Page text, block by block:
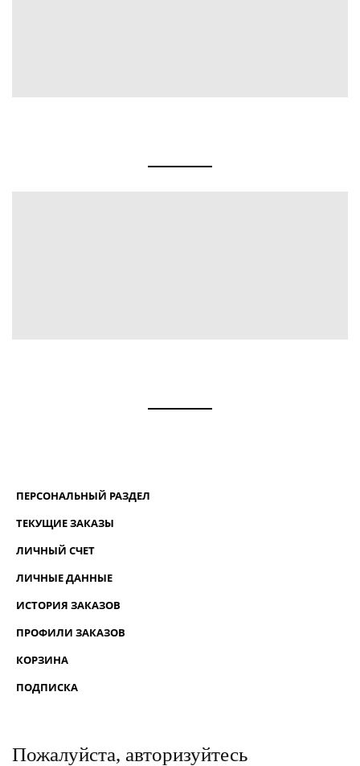
ПЕРСОНАЛЬНЫЙ РАЗДЕЛ
ТЕКУЩИЕ ЗАКАЗЫ
ЛИЧНЫЙ СЧЕТ
ЛИЧНЫЕ ДАННЫЕ
ИСТОРИЯ ЗАКАЗОВ
ПРОФИЛИ ЗАКАЗОВ
КОРЗИНА
ПОДПИСКА
Пожалуйста, авторизуйтесь